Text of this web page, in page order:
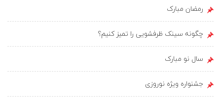
رمضان مبارک
چگونه سینک ظرفشویی را تمیز کنیم؟
سال نو مبارک
جشنواره ویژه نوروزی